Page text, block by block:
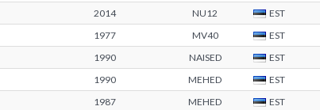
2014 NU12 EST
1977 MV40 EST
1990 NAISED EST
1990 MEHED EST
1987 MEHED EST